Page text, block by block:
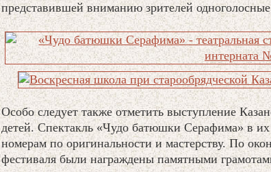
представившей вниманию зрителей
Особо следует также отметить выступление
детей. Спектакль «Чудо батюшки Серафима» в
номерам по оригинальности и мастерству. По
фестиваля были награждены памятными